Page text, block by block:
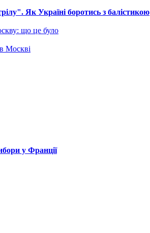
Як Україні боротись з балістикою
що це було
Москві
у Франції